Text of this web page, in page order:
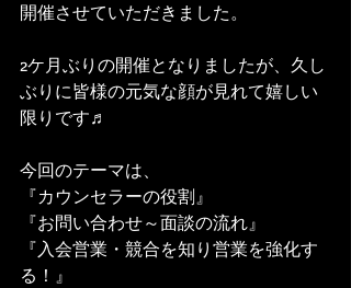
開催させていただきました。
2ケ月ぶりの開催となりましたが、久し
ぶりに皆様の元気な顔が見れて嬉しい
限りです♬
今回のテーマは、
『カウンセラーの役割』
『お問い合わせ～面談の流れ』
『入会営業・競合を知り営業を強化す
る！』